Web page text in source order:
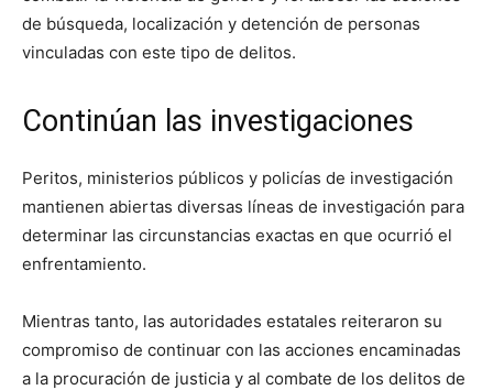
de búsqueda, localización y detención de personas
vinculadas con este tipo de delitos.
Continúan las investigaciones
Peritos, ministerios públicos y policías de investigación
mantienen abiertas diversas líneas de investigación para
determinar las circunstancias exactas en que ocurrió el
enfrentamiento.
Mientras tanto, las autoridades estatales reiteraron su
compromiso de continuar con las acciones encaminadas
a la procuración de justicia y al combate de los delitos de